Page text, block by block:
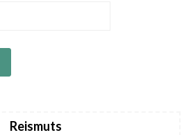
Reismuts